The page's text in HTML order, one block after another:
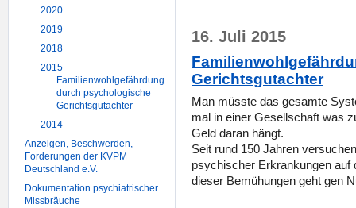
2020
2019
2018
2015
Familienwohlgefährdung
durch psychologische
Gerichtsgutachter
2014
Anzeigen, Beschwerden,
Forderungen der KVPM
Deutschland e.V.
Dokumentation psychiatrischer
Missbräuche
16. Juli 2015
Gerichtsgutachter
Man müsste das gesamte
mal in einer Gesellschaft was
Geld daran hängt.
Seit rund 150 Jahren
psychischer Erkrankungen
dieser Bemühungen geht gen